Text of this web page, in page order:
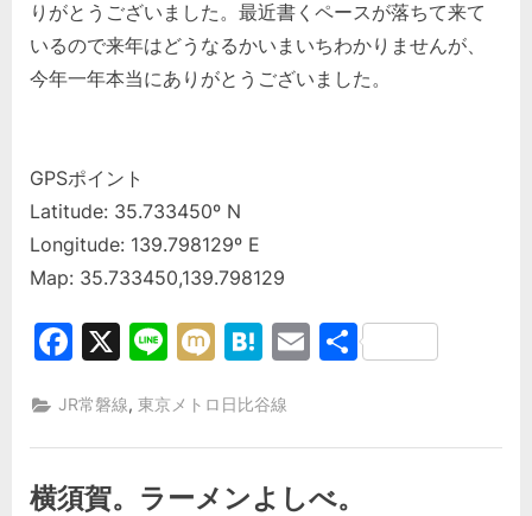
りがとうございました。最近書くペースが落ちて来て
いるので来年はどうなるかいまいちわかりませんが、
今年一年本当にありがとうございました。
GPSポイント
Latitude: 35.733450º N
Longitude: 139.798129º E
Map: 35.733450,139.798129
Facebook
X LineMixiHatena
Email
共
JR常磐線,東京メトロ日比谷線
横須賀。ラーメンよしべ。